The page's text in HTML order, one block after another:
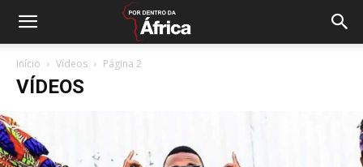
Início Vídeos Página 2
VÍDEOS